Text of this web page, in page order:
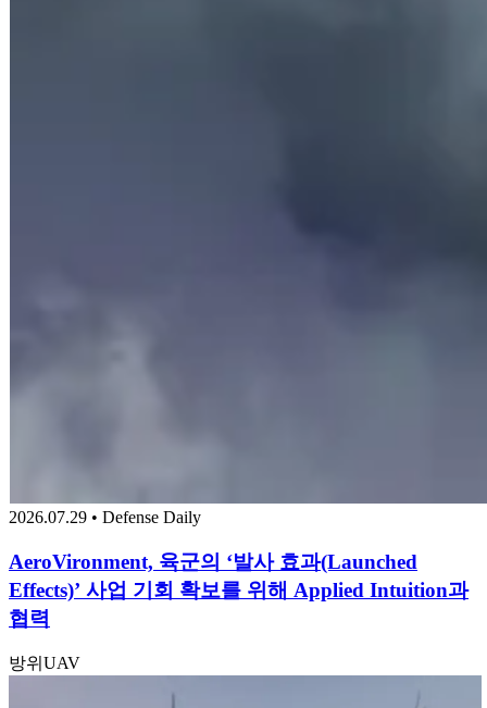
2026.07.29 • Defense Daily
AeroVironment, 육군의 ‘발사 효과(Launched
Effects)’ 사업 기회 확보를 위해 Applied Intuition과
협력
방위 UAV